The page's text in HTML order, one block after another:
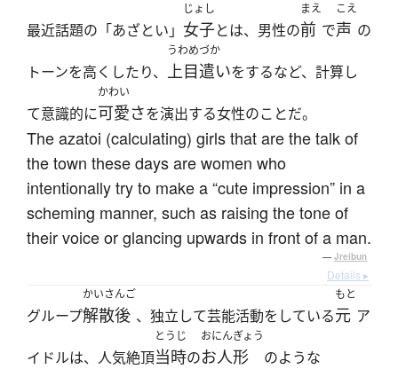
最近話題の「あざとい」
じょし
女子とは、男性の
まえ
前 で
こえ
声 の
トーンを高くしたり、
うわめづか
上目遣いをするなど、計算し
て意識的に
かわい
可愛さを演出する女性のことだ。
The azatoi (calculating) girls that are the talk of
the town these days are women who
intentionally try to make a “cute impression” in a
scheming manner, such as raising the tone of
their voice or glancing upwards in front of a man.
— Jreibun
Details ▸
グループ
かいさんご
解散後 、独立して芸能活動をしている
もと
元 ア
イドルは、人気絶頂
とうじ
当時の
おにんぎょう
お人形 のような